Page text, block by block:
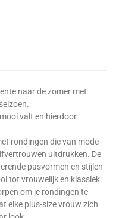
naar de zomer met
valt en hierdoor
rondingen die van mode
uitdrukken. De
pasvormen en stijlen
tot vrouwelijk en klassiek.
om je rondingen te
elke plus-size vrouw zich